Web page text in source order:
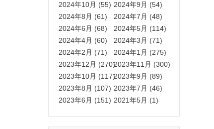
2024年10月 (55) 2024年9月 (54)
2024年8月 (61)
2024年7月 (48)
2024年6月 (68)
2024年5月 (114)
2024年4月 (60)
2024年3月 (71)
2024年2月 (71)
2024年1月 (275)
2023年12月 (270)2023年11月 (300)
2023年10月 (117)2023年9月 (89)
2023年8月 (107) 2023年7月 (46)
2023年6月 (151) 2021年5月 (1)